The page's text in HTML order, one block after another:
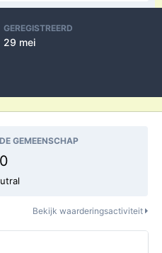
GEREGISTREERD
29 mei
GEMEENSCHAP
0
Bekijk waarderingsactiviteit